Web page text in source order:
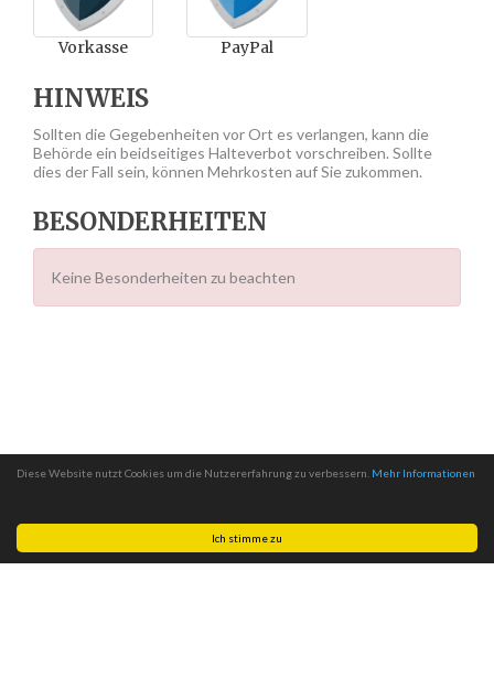
Ich stimme zu
Diese Website nutzt Cookies um die Nutzererfahrung zu verbessern. Mehr Informationen
Vorkasse PayPal
HINWEIS
Sollten die Gegebenheiten vor Ort es verlangen, kann die
Behörde ein beidseitiges Halteverbot vorschreiben. Sollte
dies der Fall sein, können Mehrkosten auf Sie zukommen.
BESONDERHEITEN
Keine Besonderheiten zu beachten